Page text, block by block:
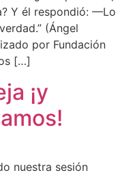
Y él respondió: —Lo
(Ángel
por Fundación
[…]
¡y
nuestra sesión